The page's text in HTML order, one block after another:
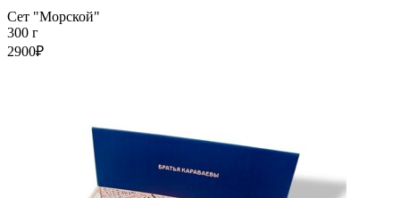
Сет "Морской"
300 г
2900₽